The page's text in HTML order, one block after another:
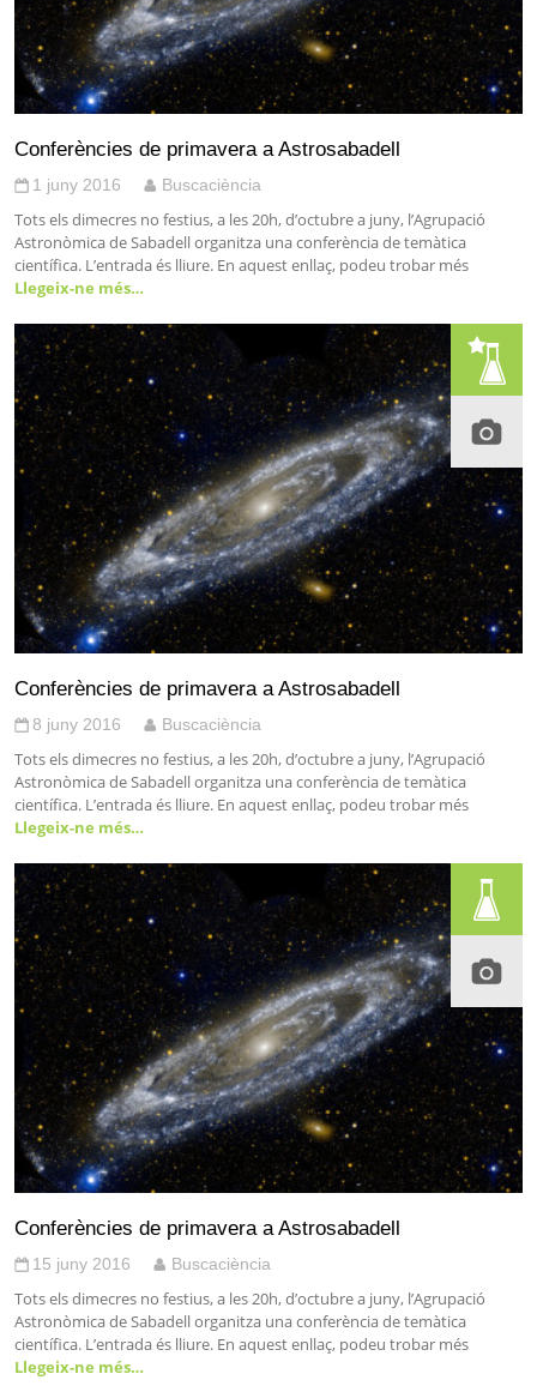
Conferències de primavera a Astrosabadell
1 juny 2016 Buscaciència
Tots els dimecres no festius, a les 20h, d’octubre a juny, l’Agrupació
Astronòmica de Sabadell organitza una conferència de temàtica
científica. L’entrada és lliure. En aquest enllaç, podeu trobar més
Llegeix-ne més…
Conferències de primavera a Astrosabadell
8 juny 2016 Buscaciència
Tots els dimecres no festius, a les 20h, d’octubre a juny, l’Agrupació
Astronòmica de Sabadell organitza una conferència de temàtica
científica. L’entrada és lliure. En aquest enllaç, podeu trobar més
Llegeix-ne més…
Conferències de primavera a Astrosabadell
15 juny 2016 Buscaciència
Tots els dimecres no festius, a les 20h, d’octubre a juny, l’Agrupació
Astronòmica de Sabadell organitza una conferència de temàtica
científica. L’entrada és lliure. En aquest enllaç, podeu trobar més
Llegeix-ne més…